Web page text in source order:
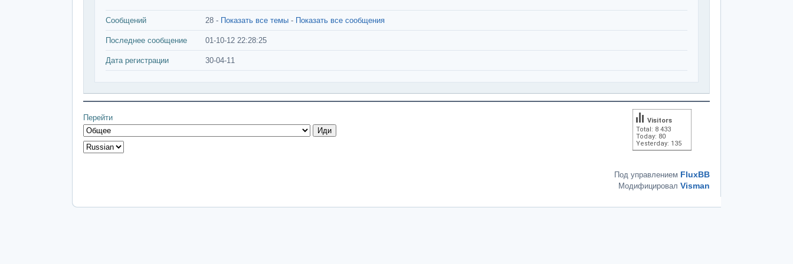
Сообщений 28 - Показать все темы - Показать все сообщения
Последнее сообщение 01-10-12 22:28:25
Дата регистрации 30-04-11
Перейти
Total: 8 433
Today: 80
Yesterday: 135
Visitors
Под управлением FluxBB
Модифицировал Visman